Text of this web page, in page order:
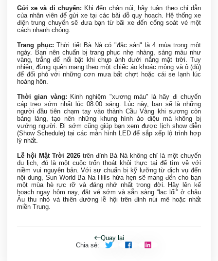
Gửi xe và di chuyển: Khi đến chân núi, hãy tuân theo chỉ dẫn
của nhân viên để gửi xe tại các bãi đỗ quy hoạch. Hệ thống xe
điện trung chuyển sẽ đưa bạn từ bãi xe đến cổng soát vé một
cách nhanh chóng.
Trang phục: Thời tiết Bà Nà có "đặc sản" là 4 mùa trong một
ngày. Bạn nên chuẩn bị trang phục nhẹ nhàng, sáng màu như
vàng, trắng để nổi bật khi chụp ảnh dưới nắng mặt trời. Tuy
nhiên, đừng quên mang theo một chiếc áo khoác mỏng và ô (dù)
để đối phó với những cơn mưa bất chợt hoặc cái se lạnh lúc
hoàng hôn.
Thời gian vàng: Kinh nghiệm "xương máu" là hãy đi chuyến
cáp treo sớm nhất lúc 08:00 sáng. Lúc này, bạn sẽ là những
người đầu tiên chạm tay vào thành Cầu Vàng khi sương còn
bảng lảng, tạo nên những khung hình ảo diệu mà không bị
vướng người. Đi sớm cũng giúp bạn xem được lịch show diễn
(Show Schedule) tại các màn hình LED để sắp xếp lộ trình hợp
lý nhất.
Lễ hội Mặt Trời 2026trên đỉnh Bà Nà không chỉ là một chuyến
du lịch, đó là một cuộc trốn thoát khỏi thực tại để tìm về với
niềm vui nguyên bản. Với sự chuẩn bị kỹ lưỡng từ dịch vụ đến
nội dung, Sun World Ba Na Hills hứa hẹn sẽ mang đến cho bạn
một mùa hè rực rỡ và đáng nhớ nhất trong đời. Hãy lên kế
hoạch ngay hôm nay, đặt vé sớm và sẵn sàng “lạc lối” ở châu
Âu thu nhỏ và thiên đường lễ hội trên đỉnh núi mê hoặc nhất
miền Trung.
Quay lại
Chia sẻ: